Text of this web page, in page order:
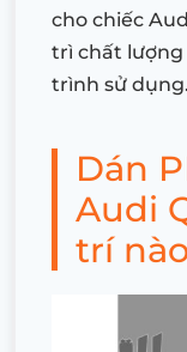
cho chiếc
trì chất
trình sử dụng.
Dán
Audi
trí